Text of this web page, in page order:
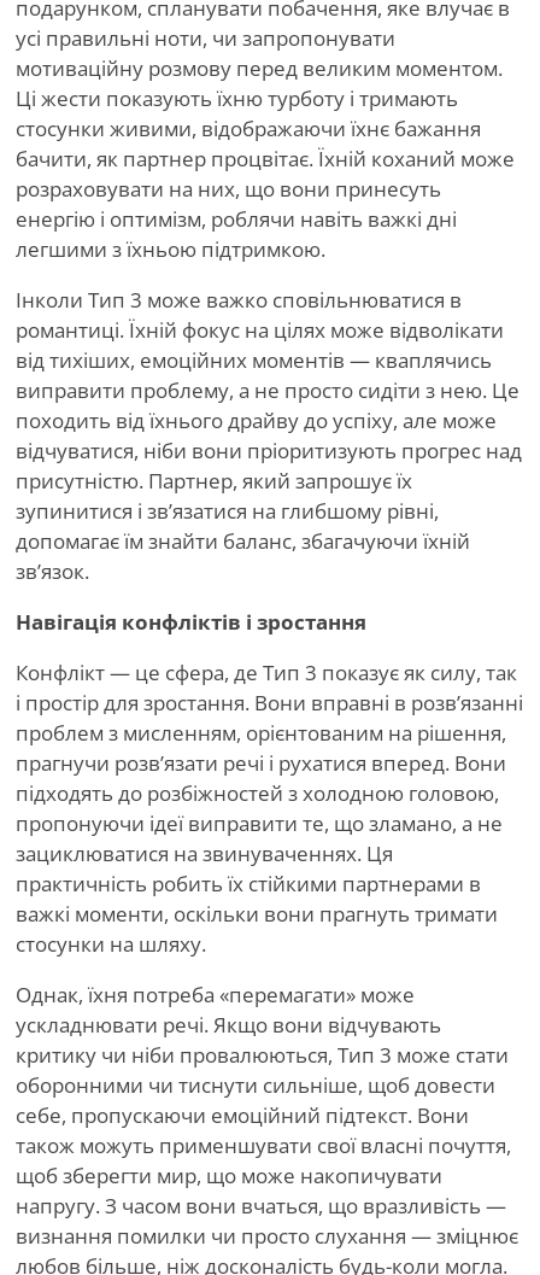
подарунком, спланувати побачення, яке влучає в
усі правильні ноти, чи запропонувати
мотиваційну розмову перед великим моментом.
Ці жести показують їхню турботу і тримають
стосунки живими, відображаючи їхнє бажання
бачити, як партнер процвітає. Їхній коханий може
розраховувати на них, що вони принесуть
енергію і оптимізм, роблячи навіть важкі дні
легшими з їхньою підтримкою.
Інколи Тип 3 може важко сповільнюватися в
романтиці. Їхній фокус на цілях може відволікати
від тихіших, емоційних моментів — кваплячись
виправити проблему, а не просто сидіти з нею. Це
походить від їхнього драйву до успіху, але може
відчуватися, ніби вони пріоритизують прогрес над
присутністю. Партнер, який запрошує їх
зупинитися і зв’язатися на глибшому рівні,
допомагає їм знайти баланс, збагачуючи їхній
зв’язок.
Навігація конфліктів і зростання
Конфлікт — це сфера, де Тип 3 показує як силу, так
і простір для зростання. Вони вправні в розв’язанні
проблем з мисленням, орієнтованим на рішення,
прагнучи розв’язати речі і рухатися вперед. Вони
підходять до розбіжностей з холодною головою,
пропонуючи ідеї виправити те, що зламано, а не
зациклюватися на звинуваченнях. Ця
практичність робить їх стійкими партнерами в
важкі моменти, оскільки вони прагнуть тримати
стосунки на шляху.
Однак, їхня потреба «перемагати» може
ускладнювати речі. Якщо вони відчувають
критику чи ніби провалюються, Тип 3 може стати
оборонними чи тиснути сильніше, щоб довести
себе, пропускаючи емоційний підтекст. Вони
також можуть применшувати свої власні почуття,
щоб зберегти мир, що може накопичувати
напругу. З часом вони вчаться, що вразливість —
визнання помилки чи просто слухання — зміцнює
любов більше, ніж досконалість будь-коли могла.